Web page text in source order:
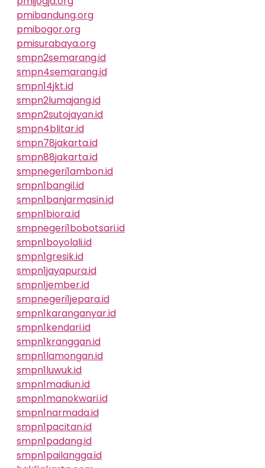
pmibandung.org
pmibogor.org
pmisurabaya.org
smpn2semarang.id
smpn4semarang.id
smpn14jkt.id
smpn2lumajang.id
smpn2sutojayan.id
smpn4blitar.id
smpn78jakarta.id
smpn88jakarta.id
smpnegeri1ambon.id
smpn1bangil.id
smpn1banjarmasin.id
smpn1biora.id
smpnegeri1bobotsari.id
smpn1boyolali.id
smpn1gresik.id
smpn1jayapura.id
smpn1jember.id
smpnegeri1jepara.id
smpn1karanganyar.id
smpn1kendari.id
smpn1kranggan.id
smpn1lamongan.id
smpn1luwuk.id
smpn1madiun.id
smpn1manokwari.id
smpn1narmada.id
smpn1pacitan.id
smpn1padang.id
smpn1pailangga.id